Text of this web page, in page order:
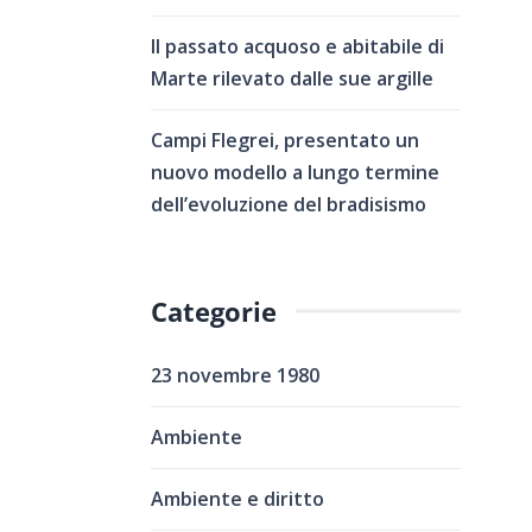
Il passato acquoso e abitabile di
Marte rilevato dalle sue argille
Campi Flegrei, presentato un
nuovo modello a lungo termine
dell’evoluzione del bradisismo
Categorie
23 novembre 1980
Ambiente
Ambiente e diritto